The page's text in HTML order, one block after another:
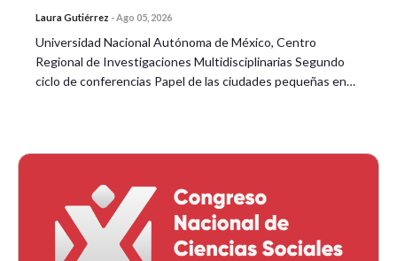
Laura Gutiérrez -Ago 05, 2026
Universidad Nacional Autónoma de México, Centro
Regional de Investigaciones Multidisciplinarias Segundo
ciclo de conferencias Papel de las ciudades pequeñas en…